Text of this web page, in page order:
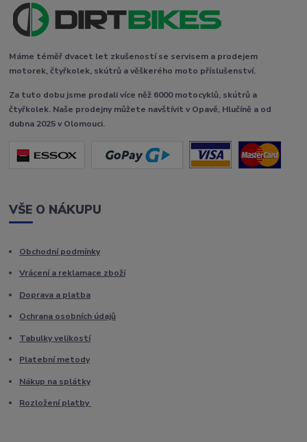
Máme téměř dvacet let zkušeností se servisem a prodejem
motorek, čtyřkolek, skútrů a věškerého moto příslušenství.
Za tuto dobu jsme prodali více něž 6000 motocyklů, skútrů a
čtyřkolek. Naše prodejny můžete navštívit v Opavě, Hlučíně a od
dubna 2025 v Olomouci.
VŠE O NÁKUPU
Obchodní podmínky
Vrácení a reklamace zboží
Doprava a platba
Ochrana osobních údajů
Tabulky velikostí
Platební metody
Nákup na splátky
Rozložení platby